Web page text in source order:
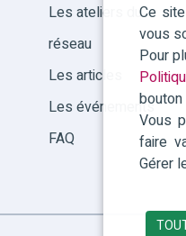
Ce
vous
Pour
bouton
Vous
faire
Gérer
Les ateliers du
réseau
Les articles
Les événements
FAQ